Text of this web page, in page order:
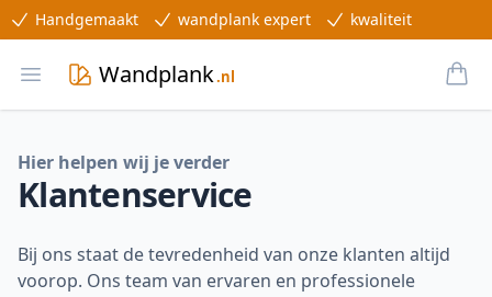
Handgemaakt wandplank expert kwaliteit
Open main menu
Wandplank.nl
Hier helpen wij je verder
Klantenservice
Bij ons staat de tevredenheid van onze klanten altijd
voorop. Ons team van ervaren en professionele